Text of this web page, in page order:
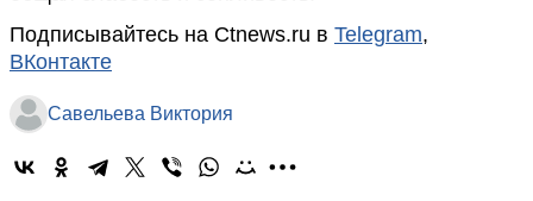
Подписывайтесь на Ctnews.ru в Telegram,
ВКонтакте
Савельева Виктория